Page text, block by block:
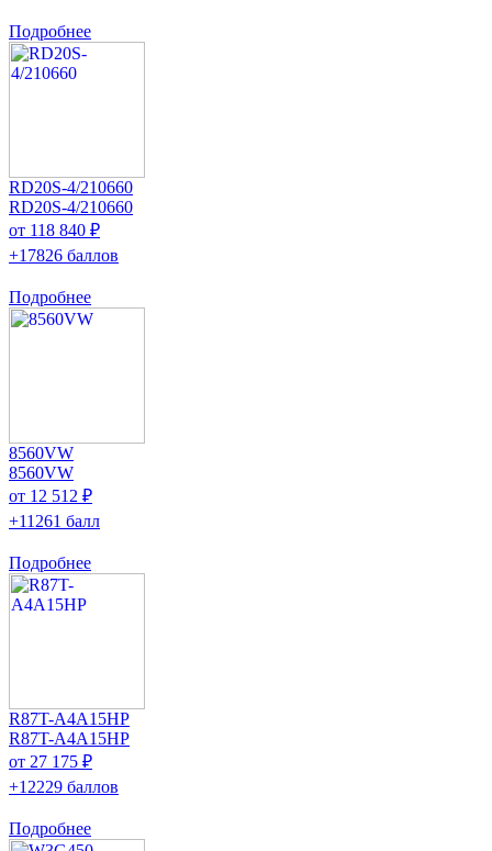
Подробнее
RD20S-4/210660
RD20S-4/210660
от 118 840 ₽
+17826 баллов
Подробнее
8560VW
8560VW
от 12 512 ₽
+11261 балл
Подробнее
R87T-A4A15HP
R87T-A4A15HP
от 27 175 ₽
+12229 баллов
Подробнее